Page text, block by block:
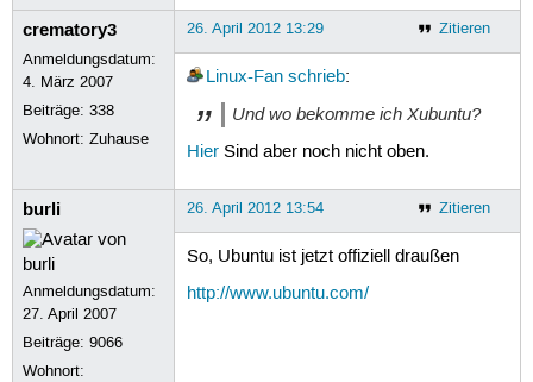
crematory3
Anmeldungsdatum:
4. März 2007
Beiträge:338
Wohnort: Zuhause
Zitieren
26. April 2012 13:29
Linux-Fan schrieb:
Und wo bekomme ich Xubuntu?
HierSind aber noch nicht oben.
burli
Anmeldungsdatum:
27. April 2007
Beiträge:9066
Wohnort:
Zitieren
26. April 2012 13:54
So, Ubuntu ist jetzt offiziell draußen
http://www.ubuntu.com/